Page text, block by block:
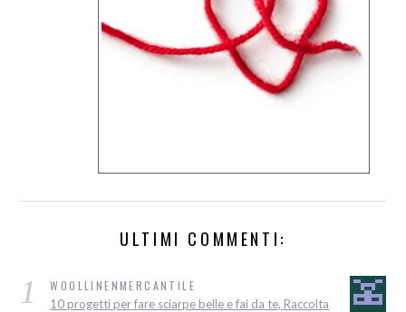
ULTIMI COMMENTI:
1 WOOLLINENMERCANTILE
10 progetti per fare sciarpe belle e fai da te, Raccolta